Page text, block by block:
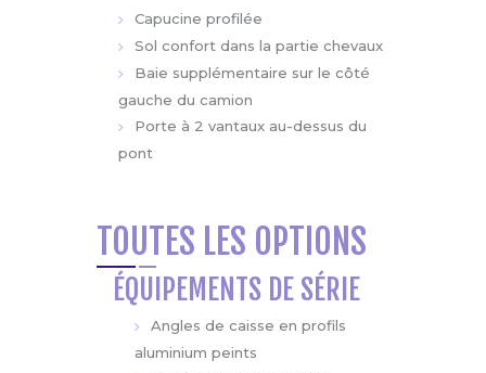
Sol confort dans la partie chevaux
Baie supplémentaire sur le côté
gauche du camion
Porte à 2 vantaux au-dessus du
TOUTES LES OPTIONS
ÉQUIPEMENTS DE SÉRIE
aluminium peints
Arches de roues arrières